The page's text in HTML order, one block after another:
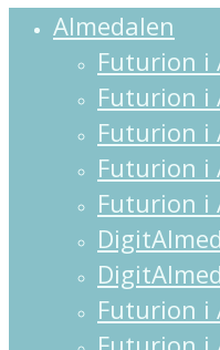
Almedalen
Futurion i
Futurion i
Futurion i
Futurion i
Futurion i
Futurion i